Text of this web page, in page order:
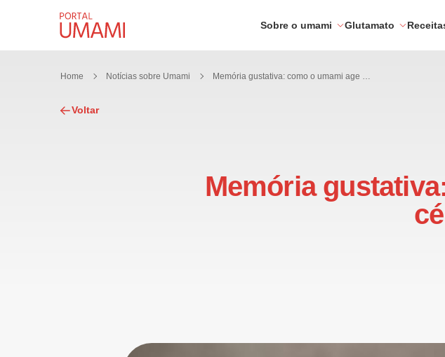
Sobre o umami Glutamato
Home Notícias sobre Umami Memória gustativa: como o umami age no cérebro?
Voltar
Memória